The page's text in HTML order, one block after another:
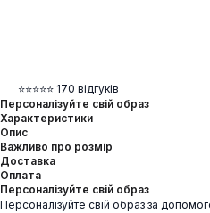
⭐⭐⭐⭐⭐ 170 відгуків
Персоналізуйте свій образ
Характеристики
Опис
Важливо про розмір
Доставка
Оплата
Персоналізуйте свій образ
Персоналізуйте свій образ за